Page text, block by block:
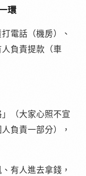
環
電話（機房）、
負責提款（車
（大家心照不宣
負責一部分），
有人進去拿錢，